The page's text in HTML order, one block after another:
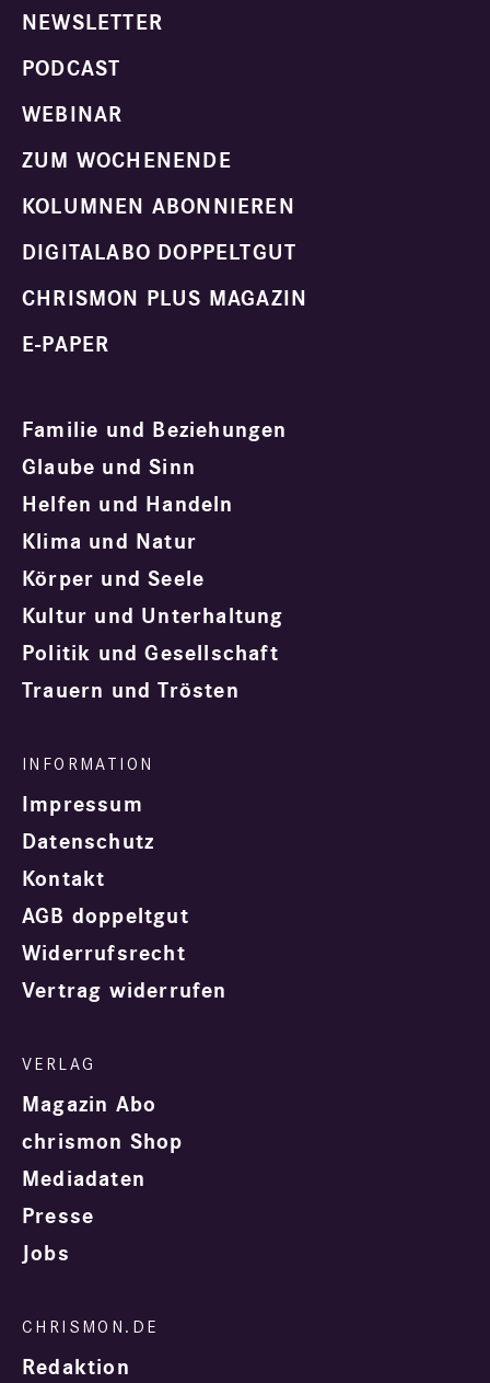
NEWSLETTER
PODCAST
WEBINAR
ZUM WOCHENENDE
KOLUMNEN ABONNIEREN
DIGITALABO DOPPELTGUT
CHRISMON PLUS MAGAZIN
E-PAPER
Familie und Beziehungen
Glaube und Sinn
Helfen und Handeln
Klima und Natur
Körper und Seele
Kultur und Unterhaltung
Politik und Gesellschaft
Trauern und Trösten
Impressum
Datenschutz
Kontakt
AGB doppeltgut
Widerrufsrecht
Vertrag widerrufen
Magazin Abo
chrismon Shop
Mediadaten
Presse
Jobs
Redaktion